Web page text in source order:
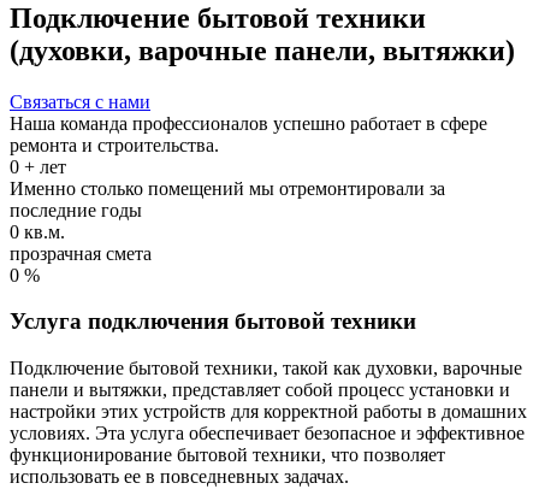
Подключение бытовой техники
(духовки, варочные панели, вытяжки)
Связаться с нами
Наша команда профессионалов успешно работает в сфере
ремонта и строительства.
0 + лет
Именно столько помещений мы отремонтировали за
последние годы
0 кв.м.
прозрачная смета
0 %
Услуга подключения бытовой техники
Подключение бытовой техники, такой как духовки, варочные
панели и вытяжки, представляет собой процесс установки и
настройки этих устройств для корректной работы в домашних
условиях. Эта услуга обеспечивает безопасное и эффективное
функционирование бытовой техники, что позволяет
использовать ее в повседневных задачах.